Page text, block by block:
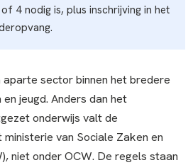
4 nodig is, plus inschrijving in het
aparte sector binnen het bredere
jeugd. Anders dan het
onderwijs valt de
van Sociale Zaken en
niet onder OCW. De regels staan